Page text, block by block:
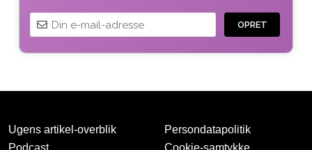
OPRET
Ugens artikel-overblik
Podcast
Persondatapolitik
Cookie-samtykke